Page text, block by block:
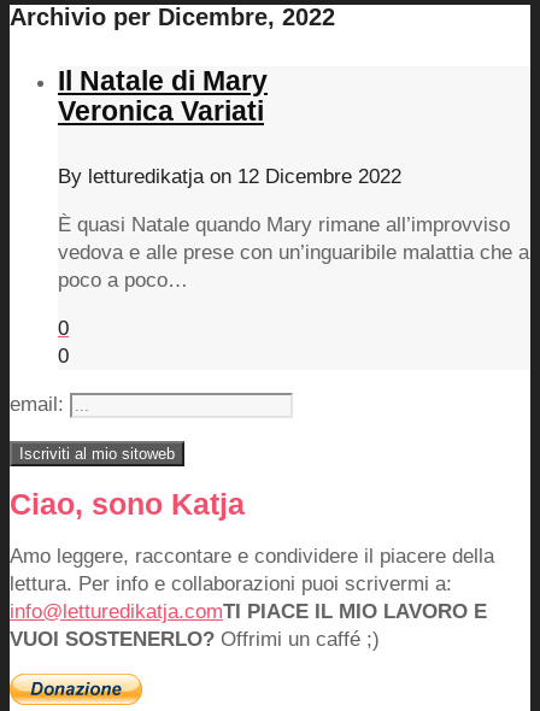
Archivio per Dicembre, 2022
Il Natale di Mary
Veronica Variati
By letturedikatjaon 12 Dicembre 2022
È quasi Natale quando Mary rimane all’improvviso
vedova e alle prese con un’inguaribile malattia che a
poco a poco…
0
0
email:
Ciao, sono Katja
Amo leggere, raccontare e condividere il piacere della
lettura. Per info e collaborazioni puoi scrivermi a:
info@letturedikatja.comTI PIACE IL MIO LAVORO E
VUOI SOSTENERLO? Offrimi un caffé ;)